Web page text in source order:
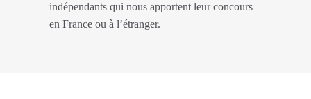
indépendants qui nous apportent leur concours
en France ou à l’étranger.